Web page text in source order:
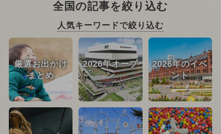
全国の記事を絞り込む
人気キーワードで絞り込む
厳選お出かけ
まとめ
2026年オープ
ン
2026年のイベ
ント